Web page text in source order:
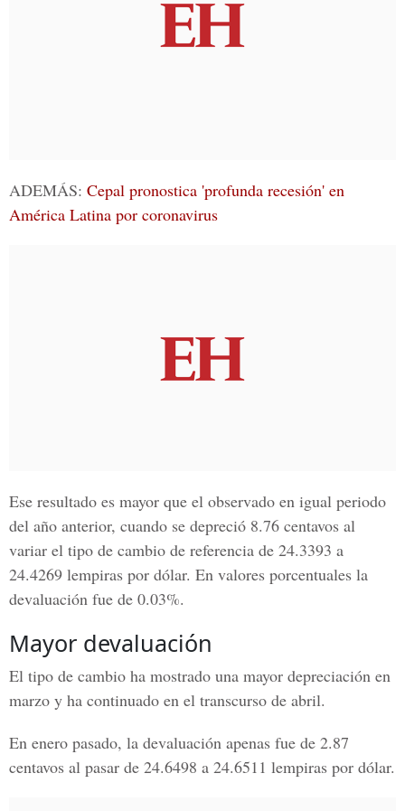
ADEMÁS: Cepal pronostica 'profunda recesión' en
América Latina por coronavirus
Ese resultado es mayor que el observado en igual periodo
del año anterior, cuando se depreció 8.76 centavos al
variar el tipo de cambio de referencia de 24.3393 a
24.4269 lempiras por dólar. En valores porcentuales la
devaluación fue de 0.03%.
Mayor devaluación
El tipo de cambio ha mostrado una mayor depreciación en
marzo y ha continuado en el transcurso de abril.
En enero pasado, la devaluación apenas fue de 2.87
centavos al pasar de 24.6498 a 24.6511 lempiras por dólar.